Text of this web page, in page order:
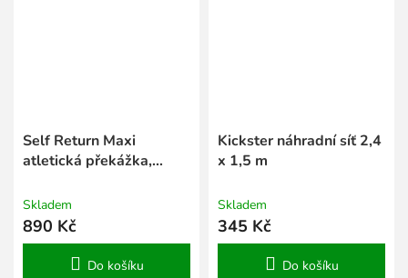
Self Return Maxi
atletická překážka,
Skladem
890 Kč
Do košíku
Kickster náhradní síť 2,4
x 1,5 m
Skladem
345 Kč
Do košíku